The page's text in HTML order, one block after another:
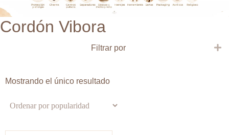
Cordón Vibora
Filtrar por
Mostrando el único resultado